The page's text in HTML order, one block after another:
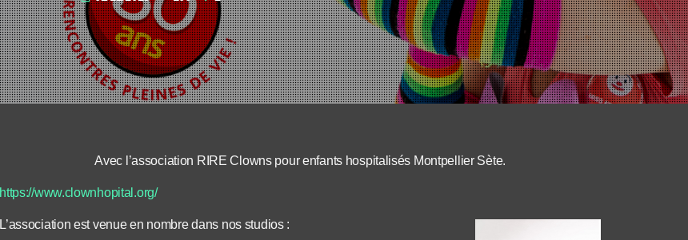
Avec l’association RIRE Clowns pour enfants hospitalisés Montpellier Sète.
https://www.clownhopital.org/
L’association est venue en nombre dans nos studios :